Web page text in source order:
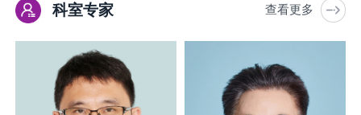
科室专家 查看更多